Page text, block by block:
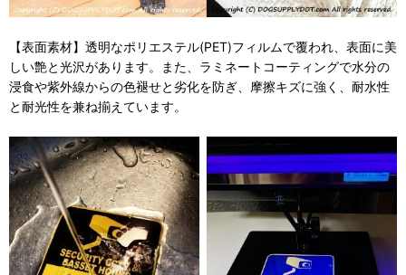
【表面素材】透明なポリエステル(PET)フィルムで覆われ、表面に美
しい艶と光沢があります。また、ラミネートコーティングで水分の
浸食や紫外線からの色褪せと劣化を防ぎ、摩擦キズに強く、耐水性
と耐光性を兼ね揃えています。